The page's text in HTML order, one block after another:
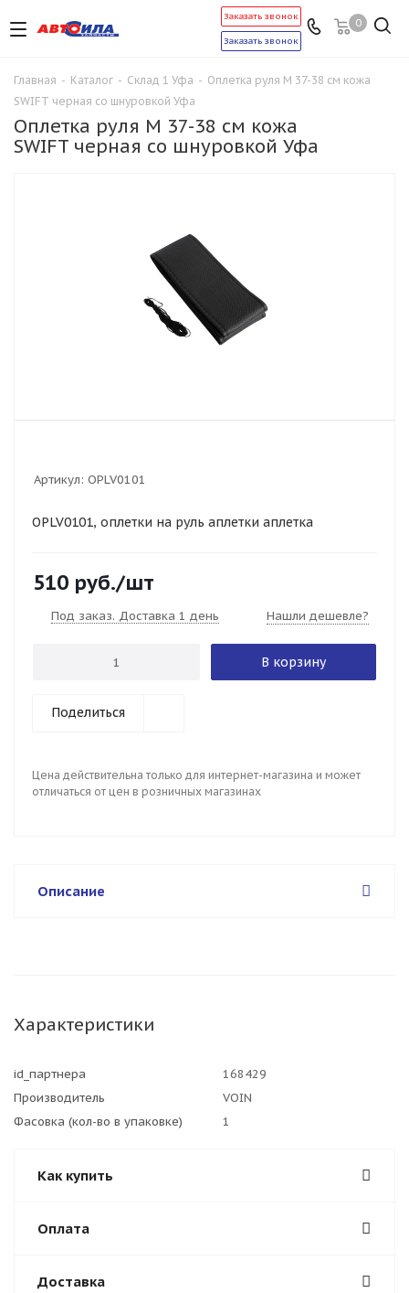
0
Заказать звонок
Заказать звонок
Главная - Каталог - Склад 1 Уфа - Оплетка руля M 37-38 см кожа
SWIFT черная со шнуровкой Уфа
Оплетка руля M 37-38 см кожа
SWIFT черная со шнуровкой Уфа
Артикул: OPLV0101
OPLV0101, оплетки на руль аплетки аплетка
510 руб./шт
Под заказ. Доставка 1 день Нашли дешевле?
В корзину
Поделиться
Цена действительна только для интернет-магазина и может
отличаться от цен в розничных магазинах
Описание
Характеристики
id_партнера
168429
Производитель
VOIN
Фасовка (кол-во в упаковке)
1
Как купить
Оплата
Доставка